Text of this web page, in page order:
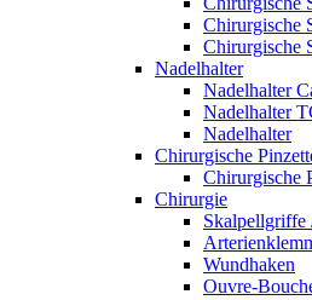
Chirurgische
Chirurgische
Nadelhalter
Nadelhalter
Nadelhalter
Nadelhalter
Chirurgische
Chirurgische
Chirurgie
Skalpellgriffe
Wundhaken
Ouvre-